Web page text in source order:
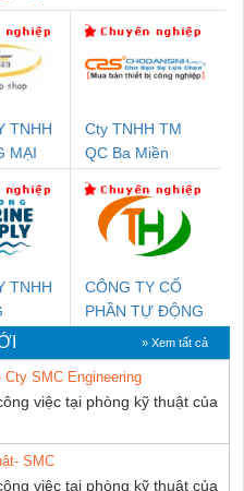
TNHH
MẠI
Cty TNHH TM
QC Ba Miền
TNHH
CÔNG TY CỔ
PHẦN TỰ ĐỘNG
TIẾN HƯNG» Xem tất cả
SMC Engineering
việc tại phòng kỹ thuật của
SMC
việc tại phòng kỹ thuật của